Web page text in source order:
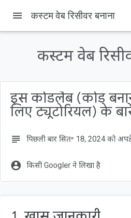
होम पेज प्रॉडक्ट Cast कोड लैब
Google Cast क्या है?
आपको क्या सीखने को मिलेगा
आपको किन चीज़ों की ज़रूरत होगी
menu कस्टम वेब रिसीवर बनाना
कस्टम वेब
इस कोडलैब (कोड
लिए ट्यूटोरियल) के
subject पिछली बार सित॰ 18, 2024 को
account_circle किसी Googler ने लिखा है